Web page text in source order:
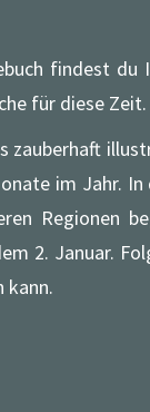
findest du
für diese
zauberhaft
im Jahr. In
Regionen
2. Januar.
kann.